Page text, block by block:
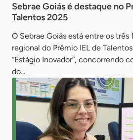
Sebrae Goiás é destaque no
Talentos 2025
O Sebrae Goiás está entre os três
regional do Prêmio IEL de
“Estágio Inovador”, concorrendo
do...